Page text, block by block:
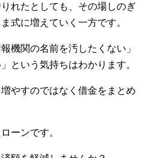
れたとしても、その場しのぎ
式に増えていく一方です。
機関の名前を汚したくない」
という気持ちはわかります。
やすのではなく借金をまとめ
ーンです。